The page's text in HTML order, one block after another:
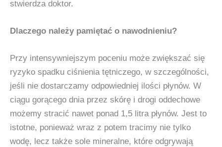
stwierdza doktor.
Dlaczego należy pamiętać o nawodnieniu?
Przy intensywniejszym poceniu może zwiększać się
ryzyko spadku ciśnienia tętniczego, w szczególności,
jeśli nie dostarczamy odpowiedniej ilości płynów. W
ciągu gorącego dnia przez skórę i drogi oddechowe
możemy stracić nawet ponad 1,5 litra płynów. Jest to
istotne, ponieważ wraz z potem tracimy nie tylko
wodę, lecz także sole mineralne, które odgrywają